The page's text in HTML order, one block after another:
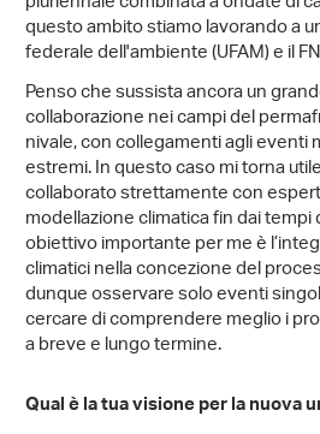
questo ambito stiamo lavorando a
federale dell'ambiente (UFAM) e il
Penso che sussista ancora un
collaborazione nei campi del
nivale, con collegamenti agli eventi
estremi. In questo caso mi torna
collaborato strettamente con
modellazione climatica fin dai
obiettivo importante per me è
climatici nella concezione del
dunque osservare solo eventi
cercare di comprendere meglio i
a breve e lungo termine.
Qual è la tua visione per la nuova